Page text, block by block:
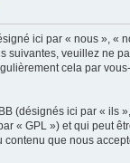
ici par « nous », «
suivantes, veuillez ne
cela par
(désignés ici par « ils
« GPL ») et qui peut
que nous